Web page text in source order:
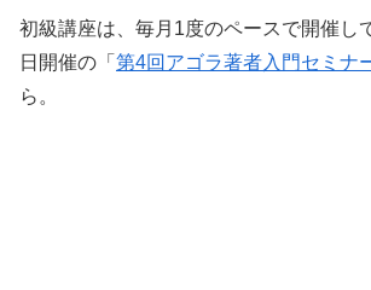
初級講座は、毎月1度のペースで開催し
日開催の「 第4回アゴラ著者入門セミナ
ら。